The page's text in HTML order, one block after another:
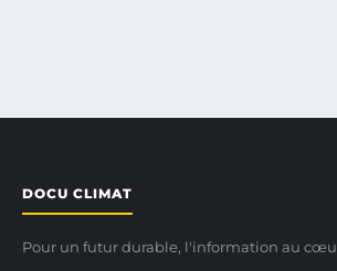
DOCU CLIMAT
Pour un futur durable, l'information au